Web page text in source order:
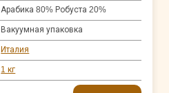
Арабика 80% Робуста 20%
Вакуумная упаковка
Италия
1 кг